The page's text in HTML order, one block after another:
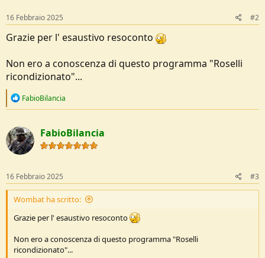
16 Febbraio 2025 #2
Grazie per l' esaustivo resoconto
Non ero a conoscenza di questo programma "Roselli
ricondizionato"...
R
c
t
i
o
s
:
FabioBilancia
FabioBilancia
16 Febbraio 2025 #3
Wombat ha scritto:
Grazie per l' esaustivo resoconto
Non ero a conoscenza di questo programma "Roselli
ricondizionato"...